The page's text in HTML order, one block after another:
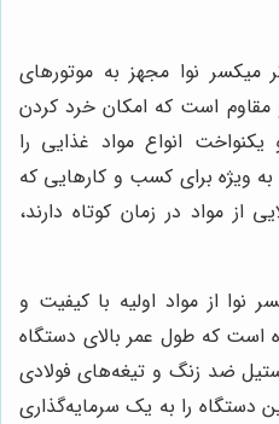
میکسر نوا مجهز به موتورهای
مقاوم است که امکان خرد کردن
انواع مواد غذایی را
ویژه برای کسب و کارهایی که
از مواد در زمان کوتاه دارند،
نوا از مواد اولیه با کیفیت و
که طول عمر بالای دستگاه
ضد زنگ و تیغه‌های فولادی
دستگاه را به یک سرمایه‌گذاری